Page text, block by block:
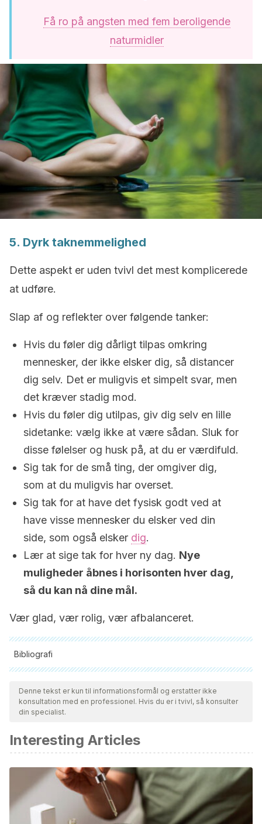
Få ro på angsten med fem beroligende
naturmidler
5. Dyrk taknemmelighed
Dette aspekt er uden tvivl det mest komplicerede
at udføre.
Slap af og reflekter over følgende tanker:
Hvis du føler dig dårligt tilpas omkring
mennesker, der ikke elsker dig, så distancer
dig selv. Det er muligvis et simpelt svar, men
det kræver stadig mod.
Hvis du føler dig utilpas, giv dig selv en lille
sidetanke: vælg ikke at være sådan. Sluk for
disse følelser og husk på, at du er værdifuld.
Sig tak for de små ting, der omgiver dig,
som at du muligvis har overset.
Sig tak for at have det fysisk godt ved at
have visse mennesker du elsker ved din
side, som også elsker dig.
Lær at sige tak for hver ny dag. Nye
muligheder åbnes i horisonten hver dag,
så du kan nå dine mål.
Vær glad, vær rolig, vær afbalanceret.
Bibliografi
Alle citerede kilder blev grundigt gennemgået af vores team
for at sikre deres kvalitet, pålidelighed, aktualitet og validitet.
Bibliografien i denne artikel blev betragtet som pålidelig og af
Redfield Jamison, Kay. (1996).
Tusquets. https://books.google.es/books/about/
Denne tekst er kun til informationsformål og erstatter ikke
konsultation med en professionel. Hvis du er i tvivl, så konsulter
din specialist.
Interesting Articles